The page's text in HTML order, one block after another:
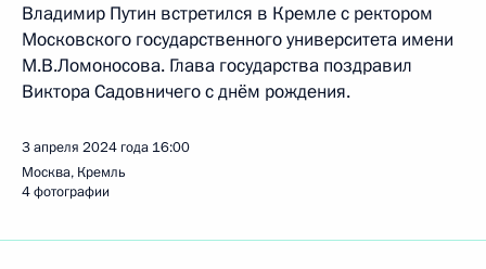
Владимир Путин встретился в Кремле с ректором
Московского государственного университета имени
М.В.Ломоносова. Глава государства поздравил
Виктора Садовничего с днём рождения.
3 апреля 2024 года 16:00
Москва, Кремль
4 фотографии